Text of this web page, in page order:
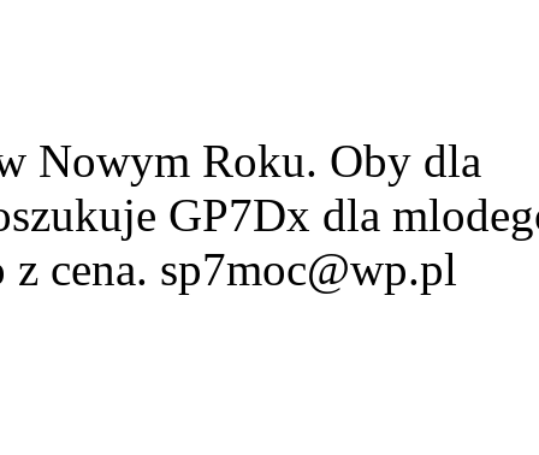
Nowym Roku. Oby dla
GP7Dx dla
cena. sp7moc@wp.pl